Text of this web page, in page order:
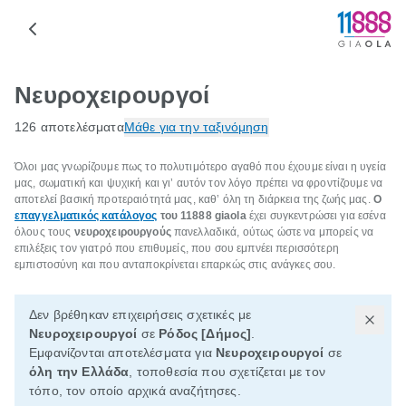
Νευροχειρουργοί
126 αποτελέσματαΜάθε για την ταξινόμηση
Όλοι μας γνωρίζουμε πως το πολυτιμότερο αγαθό που έχουμε είναι η υγεία
μας, σωματική και ψυχική και γι’ αυτόν τον λόγο πρέπει να φροντίζουμε να
αποτελεί βασική προτεραιότητά μας, καθ’ όλη τη διάρκεια της ζωής μας. Ο
επαγγελματικός κατάλογος του 11888 giaola έχει συγκεντρώσει για εσένα
όλους τους νευροχειρουργούς πανελλαδικά, ούτως ώστε να μπορείς να
επιλέξεις τον γιατρό που επιθυμείς, που σου εμπνέει περισσότερη
εμπιστοσύνη και που ανταποκρίνεται επαρκώς στις ανάγκες σου.
Δεν βρέθηκαν επιχειρήσεις σχετικές με
Νευροχειρουργοί σε Ρόδος [Δήμος]
Εμφανίζονται αποτελέσματα για Νευροχειρουργοί σε
όλη την Ελλάδα , τοποθεσία που σχετίζεται με τον
τόπο, τον οποίο αρχικά αναζήτησες.